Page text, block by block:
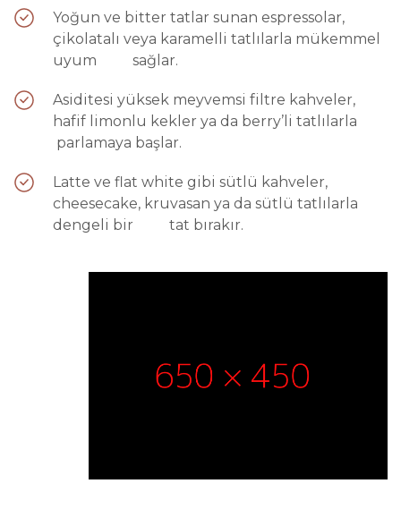
Yoğun ve bitter tatlar sunan espressolar,
çikolatalı veya karamelli tatlılarla mükemmel
uyum sağlar.
Asiditesi yüksek meyvemsi filtre kahveler,
hafif limonlu kekler ya da berry’li tatlılarla
parlamaya başlar.
Latte ve flat white gibi sütlü kahveler,
cheesecake, kruvasan ya da sütlü tatlılarla
dengeli bir tat bırakır.